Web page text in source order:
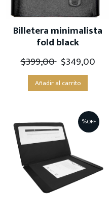
Billetera minimalista
fold black
$399,00 $349,00
Añadir al carrito
%OFF